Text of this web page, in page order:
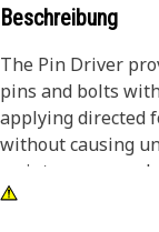
Beschreibung
The Pin Driver
pins and bolts
applying directed
without causing
maintenance
reducing the